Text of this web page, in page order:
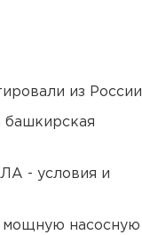
из России
башкирская
- условия и
мощную насосную